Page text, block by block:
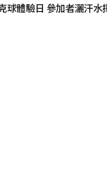
球體驗日 參加者灑汗水